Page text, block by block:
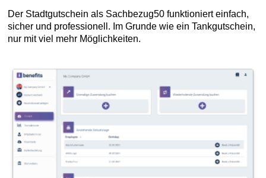
Der Stadtgutschein als Sachbezug50 funktioniert einfach,
sicher und professionell. Im Grunde wie ein Tankgutschein,
nur mit viel mehr Möglichkeiten.